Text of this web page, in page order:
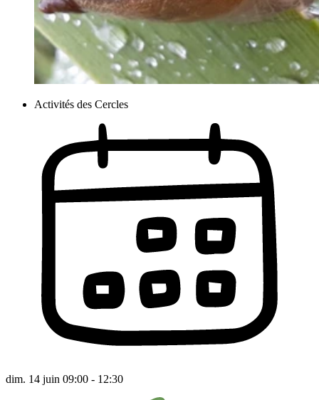
Activités des Cercles
dim. 14 juin 09:00 - 12:30